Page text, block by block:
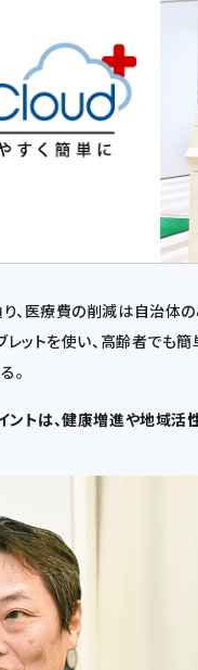
、医療費の削減は自治体
レットを使い、高齢者で
。
トは、健康増進や地域